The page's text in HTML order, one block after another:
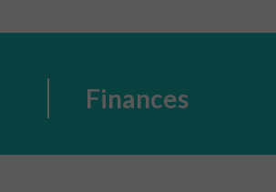
Finances